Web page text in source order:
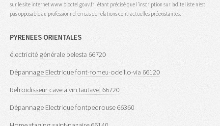
sur le site internet www.bloctel.gouv.fr , étant précisé que l’inscription sur ladite liste n’est
pas opposable au professionnel en cas de relations contractuelles préexistantes.
PYRENEES ORIENTALES
électricité générale belesta 66720
Dépannage Electrique font-romeu-odeillo-via 66120
Refroidisseur cave a vin tautavel 66720
Dépannage Electrique fontpedrouse 66360